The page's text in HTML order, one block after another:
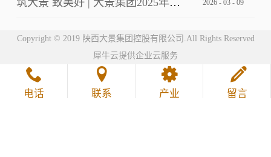
2026 - 03 - 09
Copyright © 2019 陕西大景集团控股有限公司.All Rights Reserved
犀牛云提供企业云服务
电话 联系 产业 留言